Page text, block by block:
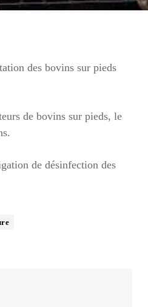
des bovins sur pieds
de bovins sur pieds, le
de désinfection des